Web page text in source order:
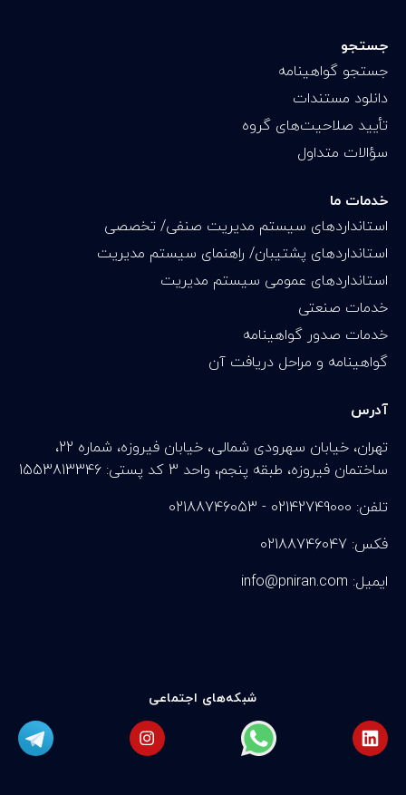
جستجو
جستجو گواهینامه
دانلود مستندات
تأیید صلاحیت‌های گروه
سؤالات متداول
خدمات ما
استانداردهای سیستم مدیریت صنفی/ تخصصی
استانداردهای پشتیبان/ راهنمای سیستم مدیریت
استانداردهای عمومی سیستم مدیریت
خدمات صنعتی
خدمات صدور گواهینامه
گواهینامه و مراحل دریافت آن
آدرس
تهران، خیابان سهرودی شمالی، خیابان فیروزه، شماره 22،
ساختمان فیروزه، طبقه پنجم، واحد 3 کد پستی: 1553813346
تلفن: 02142749000 - 02188746053
فکس: 02188746047
info@pniran.com :ایمیل
شبکه‌های اجتماعی